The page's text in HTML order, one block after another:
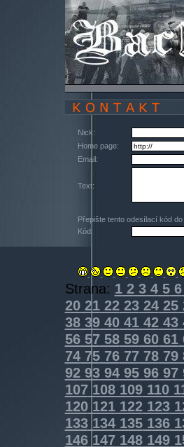
Nick:
Home page:
Email:
Text:
Přepište tento odesílací kód
Kód:
Strana: 123456
202122232425
383940414243
565758596061
747576777879
929394959697
107108109110
120121122123
133134135136
146147148149